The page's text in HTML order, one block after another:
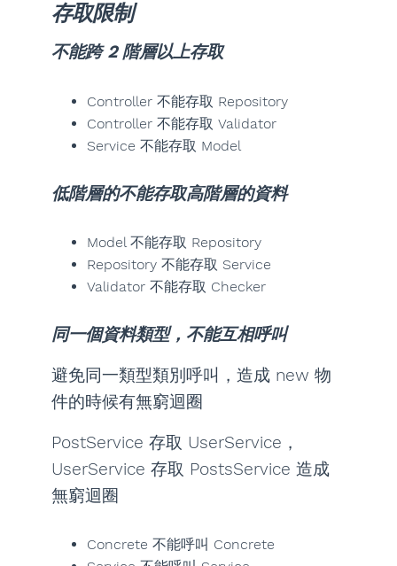
存取限制
不能跨 2 階層以上存取
Controller 不能存取 Repository
Controller 不能存取 Validator
Service 不能存取 Model
低階層的不能存取高階層的資料
Model 不能存取 Repository
Repository 不能存取 Service
Validator 不能存取 Checker
同一個資料類型，不能互相呼叫
避免同一類型類別呼叫，造成 new 物
件的時候有無窮迴圈
PostService 存取 UserService，
UserService 存取 PostsService 造成
無窮迴圈
Concrete 不能呼叫 Concrete